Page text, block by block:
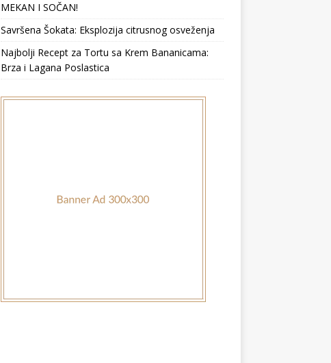
MEKAN I SOČAN!
Savršena Šokata: Eksplozija citrusnog osveženja
Najbolji Recept za Tortu sa Krem Bananicama:
Brza i Lagana Poslastica